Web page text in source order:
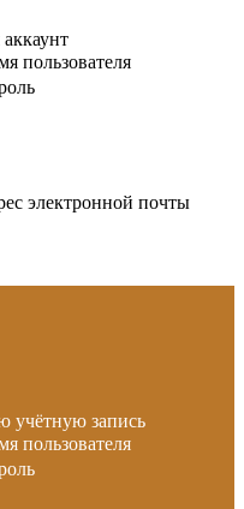
пользователя
электронной почты
учётную запись
пользователя